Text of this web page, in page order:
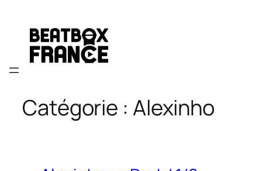
contenu
Catégorie : Alexinho